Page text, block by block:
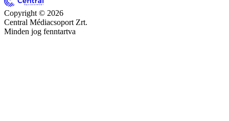
Copyright © 2026
Central Médiacsoport Zrt.
Minden jog fenntartva